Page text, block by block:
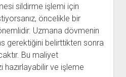
sildirme işlemi için
öncelikle bir
Uzmana dövmenin
gerektiğini belirttikten sonra
Bu maliyet
ve işleme